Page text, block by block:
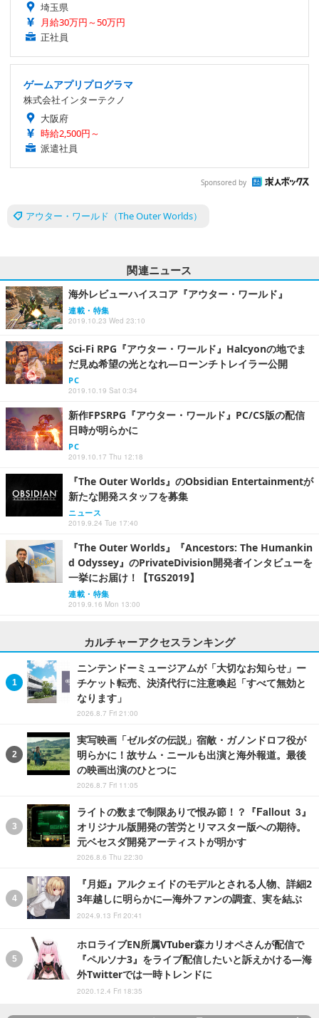
埼玉県
月給30万円～50万円
正社員
ゲームアプリプログラマ
株式会社インターテクノ
大阪府
時給2,500円～
派遣社員
Sponsored by
アウター・ワールド（The Outer Worlds）
関連ニュース
海外レビューハイスコア『アウター・ワールド』
連載・特集
2019.10.23 Wed 23:10
Sci-Fi RPG『アウター・ワールド』Halcyonの地でま
だ見ぬ希望の光となれ―ローンチトレイラー公開
PC
2019.10.19 Sat 0:34
新作FPSRPG『アウター・ワールド』PC/CS版の配信
日時が明らかに
PC
2019.10.17 Thu 12:18
『The Outer Worlds』のObsidian Entertainmentが
新たな開発スタッフを募集
ニュース
2019.9.24 Tue 17:40
『The Outer Worlds』『Ancestors: The Humankin
d Odyssey』のPrivateDivision開発者インタビューを
一挙にお届け！【TGS2019】
連載・特集
2019.9.16 Mon 13:00
カルチャーアクセスランキング
ニンテンドーミュージアムが「大切なお知らせ」ー
チケット転売、決済代行に注意喚起「すべて無効と
なります」
2026.8.7 Fri 21:00
実写映画「ゼルダの伝説」宿敵・ガノンドロフ役が
明らかに！故サム・ニールも出演と海外報道。最後
の映画出演のひとつに
2026.8.7 Fri 11:05
ライトの数まで制限ありで恨み節！？『Fallout 3』
オリジナル版開発の苦労とリマスター版への期待。
元ベセスダ開発アーティストが明かす
2026.8.6 Thu 22:30
『月姫』アルクェイドのモデルとされる人物、詳細2
3年越しに明らかに―海外ファンの調査、実を結ぶ
2024.9.13 Fri 20:41
ホロライブEN所属VTuber森カリオペさんが配信で
『ペルソナ3』をライブ配信したいと訴えかける―海
外Twitterでは一時トレンドに
2020.12.4 Fri 18:35